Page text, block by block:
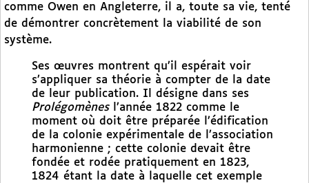
comme Owen en Angleterre, il a, toute sa vie, tenté
de démontrer concrètement la viabilité de son
système.
Ses œuvres montrent qu’il espérait voir
s’appliquer sa théorie à compter de la date
de leur publication. Il désigne dans ses
Prolégomènesl’année 1822 comme le
moment où doit être préparée l’édification
de la colonie expérimentale de l’association
harmonienne ; cette colonie devait être
fondée et rodée pratiquement en 1823,
1824 étant la date à laquelle cet exemple